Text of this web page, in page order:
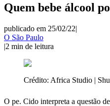
Quem bebe álcool
publicado em 25/02/22|
O São Paulo
|2 min de leitura
Crédito: Africa Studio |
O pe. Cido interpreta a questão